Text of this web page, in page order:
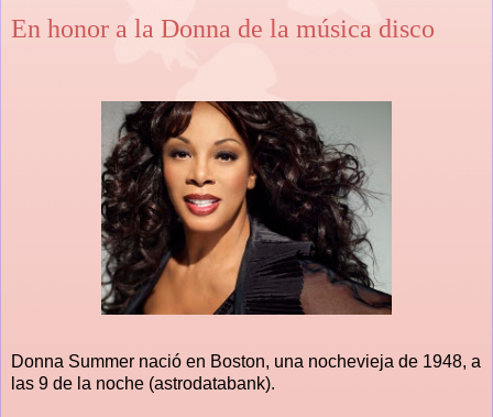
En honor a la Donna de la música disco
Donna Summer nació en Boston, una nochevieja de 1948, a
las 9 de la noche (astrodatabank).